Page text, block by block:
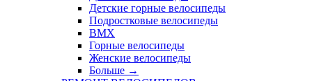
Детские горные велосипеды
Подростковые велосипеды
BMX
Горные велосипеды
Женские велосипеды
Больше →